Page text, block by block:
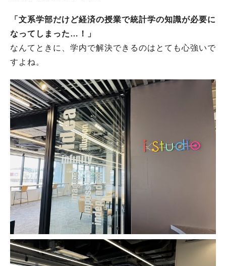
「文系学部だけど経済の授業で統計学の知識が必要に
なってしまった…！」
なんてときに、学内で解決できるのはとても心強いで
すよね。